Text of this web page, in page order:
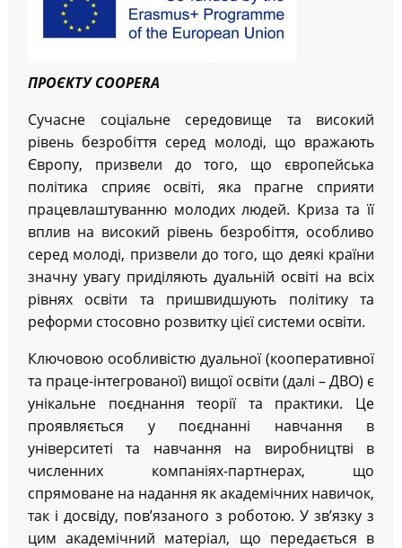
ПРОЄКТУ COOPERA
Сучасне соціальне середовище та високий
рівень безробіття серед молоді, що вражають
Європу, призвели до того, що європейська
політика сприяє освіті, яка прагне сприяти
працевлаштуванню молодих людей. Криза та її
вплив на високий рівень безробіття, особливо
серед молоді, призвели до того, що деякі країни
значну увагу приділяють дуальній освіті на всіх
рівнях освіти та пришвидшують політику та
реформи стосовно розвитку цієї системи освіти.
Ключовою особливістю дуальної (кооперативної
та праце-інтегрованої) вищої освіти (далі – ДВО) є
унікальне поєднання теорії та практики. Це
проявляється у поєднанні навчання в
університеті та навчання на виробництві в
численних компаніях-партнерах, що
спрямоване на надання як академічних навичок,
так і досвіду, пов’язаного з роботою. У зв’язку з
цим академічний матеріал, що передається в